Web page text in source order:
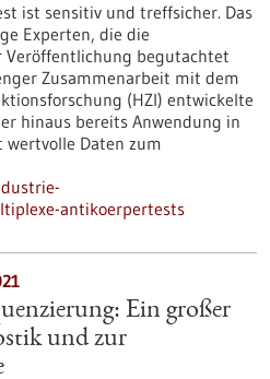
ist sensitiv und treffsicher. Das
Experten, die die
begutachtet
Zusammenarbeit mit dem
(HZI) entwickelte
hinaus bereits Anwendung in
Daten zum
antikoerpertests
Ein großer
und zur